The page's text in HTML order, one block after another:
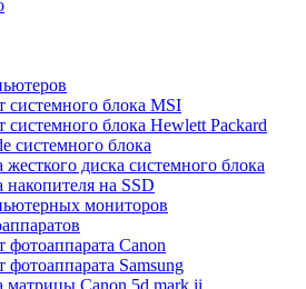
системного блока MSI
системного блока Hewlett Packard
системного блока
жесткого диска системного блока
накопителя на SSD
мониторов
фотоаппарата Canon
фотоаппарата Samsung
матрицы Canon 5d mark ii